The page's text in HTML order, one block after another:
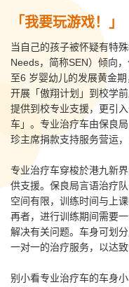
「我要玩游戏！」
当自己的孩子被怀疑有特
Needs，简称SEN）倾向
至6 岁婴幼儿的发展黄金
开展「傲翔计划」到校学
提供到校专业支援，更引
车」。专业治疗车由保良
珍主席捐款支持服务营运
专业治疗车穿梭於港九新
供支援。保良局言语治疗
空间有限，训练时间与上
再者，进行训练期间需要
解决有关问题。车身可划
一对一的治疗服务，以达致
别小看专业治疗车的车身